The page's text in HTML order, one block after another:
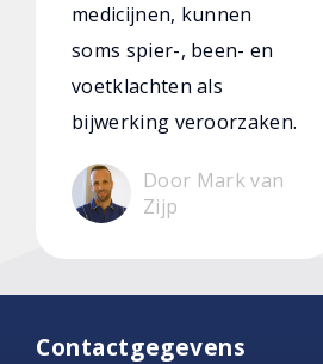
medicijnen, kunnen
soms spier-, been- en
voetklachten als
bijwerking veroorzaken.
Door Mark van
Zijp
Contactgegevens